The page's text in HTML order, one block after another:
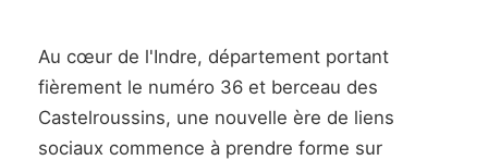
Au cœur de l'Indre, département portant
fièrement le numéro 36 et berceau des
Castelroussins, une nouvelle ère de liens
sociaux commence à prendre forme sur